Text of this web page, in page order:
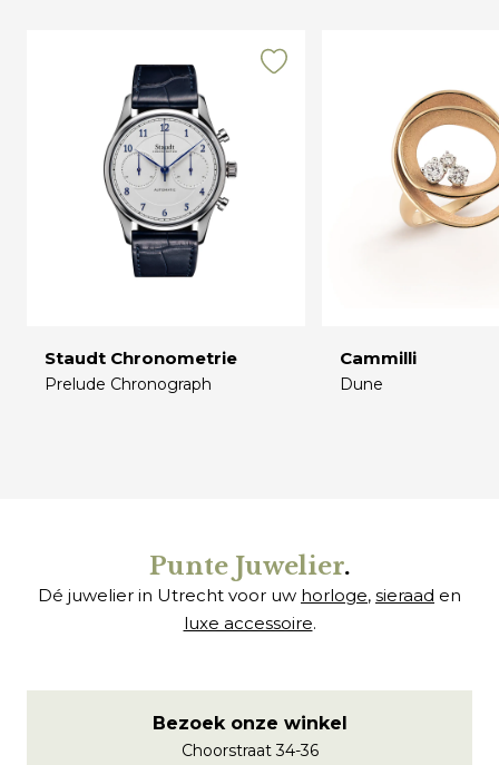
Staudt Chronometrie
Prelude Chronograph
Cammilli
Dune
Punte Juwelier.
Dé juwelier in Utrecht voor uw horloge, sieraad en
luxe accessoire.
Bezoek onze winkel
Choorstraat 34-36